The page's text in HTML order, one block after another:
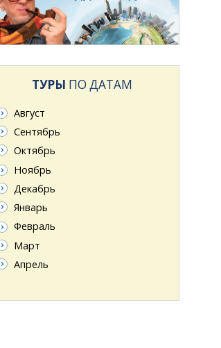
ТУРЫ ПО ДАТАМ
Август
Сентябрь
Октябрь
Ноябрь
Декабрь
Январь
Февраль
Март
Апрель